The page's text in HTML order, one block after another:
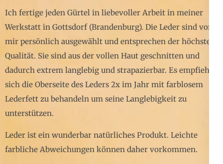
Ich fertige jeden Gürtel in liebevoller Arbeit in meiner
Werkstatt in Gottsdorf (Brandenburg). Die Leder sind von
mir persönlich ausgewählt und entsprechen der höchsten
Qualität. Sie sind aus der vollen Haut geschnitten und
dadurch extrem langlebig und strapazierbar. Es empfiehlt
sich die Oberseite des Leders 2x im Jahr mit farblosem
Lederfett zu behandeln um seine Langlebigkeit zu
unterstützen.
Leder ist ein wunderbar natürliches Produkt. Leichte
farbliche Abweichungen können daher vorkommen.